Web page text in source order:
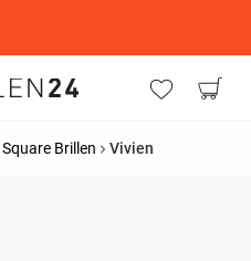
Square Brillen Vivien